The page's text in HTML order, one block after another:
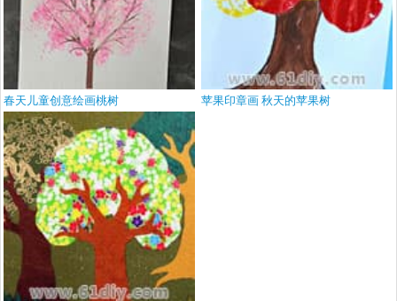
春天儿童创意绘画桃树 苹果印章画 秋天的苹果树